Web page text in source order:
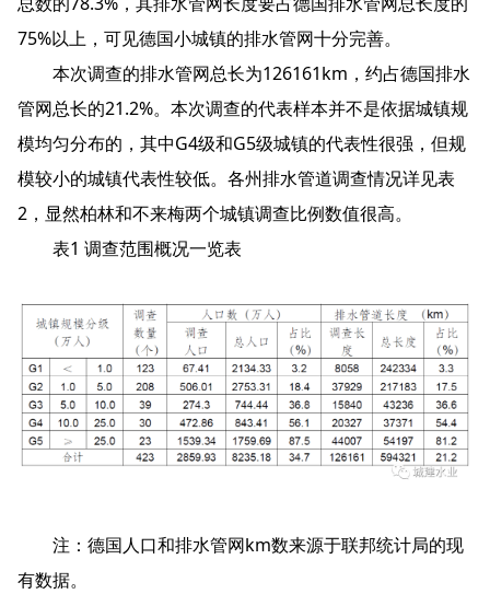
75%以上，可见德国小城镇的排水管网十分完善。
本次调查的排水管网总长为126161km，约占德国排水
管网总长的21.2%。本次调查的代表样本并不是依据城镇规
模均匀分布的，其中G4级和G5级城镇的代表性很强，但规
模较小的城镇代表性较低。各州排水管道调查情况详见表
2，显然柏林和不来梅两个城镇调查比例数值很高。
表1 调查范围概况一览表
注：德国人口和排水管网km数来源于联邦统计局的现
有数据。